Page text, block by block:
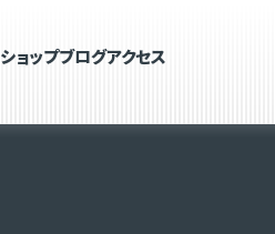
ショップブログアクセス